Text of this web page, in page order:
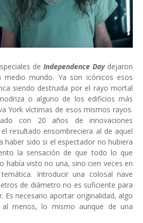
de Independence Day dejaron
mundo. Ya son icónicos esos
siendo destruida por el rayo mortal
o alguno de los edificios más
York víctimas de esos mismos rayos.
con 20 años de innovaciones
resultado ensombreciera al de aquel
haber sido si el espectador no hubiera
la sensación de que todo lo que
había visto no una, sino cien veces en
Introducir una colosal nave
de diámetro no es suficiente para
Es necesario aportar originalidad, algo
menos, lo mismo aunque de una